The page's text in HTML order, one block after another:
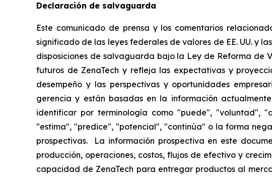
Declaración de salvaguarda
Este comunicado de prensa y los comentarios
significado de las leyes federales de valores de EE. UU. y
disposiciones de salvaguarda bajo la Ley de Reforma de
futuros de ZenaTech y refleja las expectativas y
desempeño y las perspectivas y oportunidades
gerencia y están basadas en la información
identificar por terminología como "puede", "voluntad",
"estima", "predice", "potencial", "continúa" o la forma
prospectivas. La información prospectiva en este
producción, operaciones, costos, flujos de efectivo y
capacidad de ZenaTech para entregar productos al